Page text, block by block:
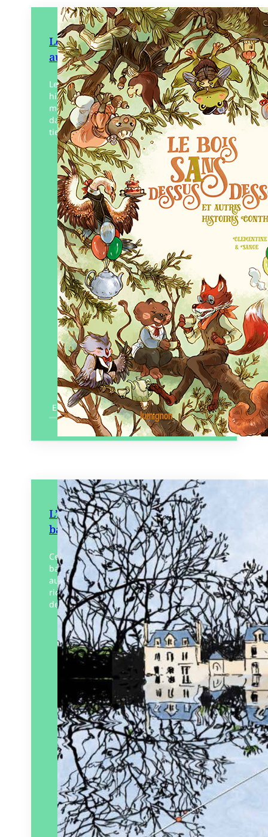
Le Bois sans dessus dessous et
autres histoires conthées
Le Bois Sans Dessus Dessous, et autres
histoires conthées, ce sont dix contes
mettant en scène des animaux vivant
dans une forêt bien singulière. Qu’un Loir
tienne un…
Éditeur :Lumignon
Paru le02/09/2022
En savoir plus
L’Appel du fleuve – La Loire en
bande dessinée
Ce hors-série de la revue 303 propose 23
bandes dessinées inédites créées par 30
auteurs régionaux, offrant une vision
riche et diversifiée de la Loire. À travers
des…
Éditeur :303
Paru le03/04/2025